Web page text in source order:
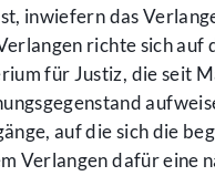
inwiefern das
richte sich
für Justiz, die seit
auf die sich die
Verlangen dafür eine